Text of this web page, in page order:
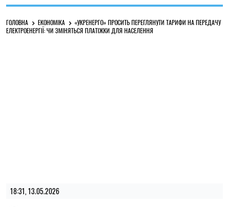
ГОЛОВНА ЕКОНОМІКА
«УКРЕНЕРГО» ПРОСИТЬ ПЕРЕГЛЯНУТИ ТАРИФИ НА ПЕРЕДАЧУ
ЕЛЕКТРОЕНЕРГІЇ: ЧИ ЗМІНЯТЬСЯ ПЛАТІЖКИ ДЛЯ НАСЕЛЕННЯ
18:31, 13.05.2026